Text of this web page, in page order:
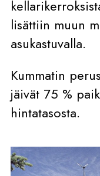
lisättiin muun
asukastuvalla.
Kummatin
jäivät 75 %
hintatasosta.